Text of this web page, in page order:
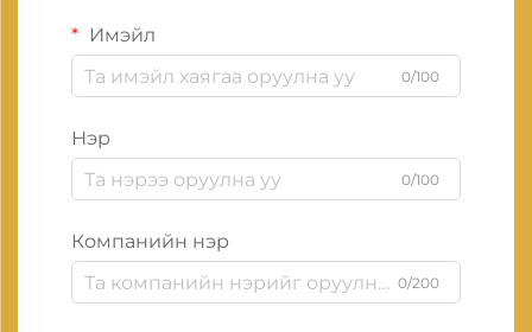
Имэйл
0/100
Нэр
0/100
Компанийн нэр
0/200